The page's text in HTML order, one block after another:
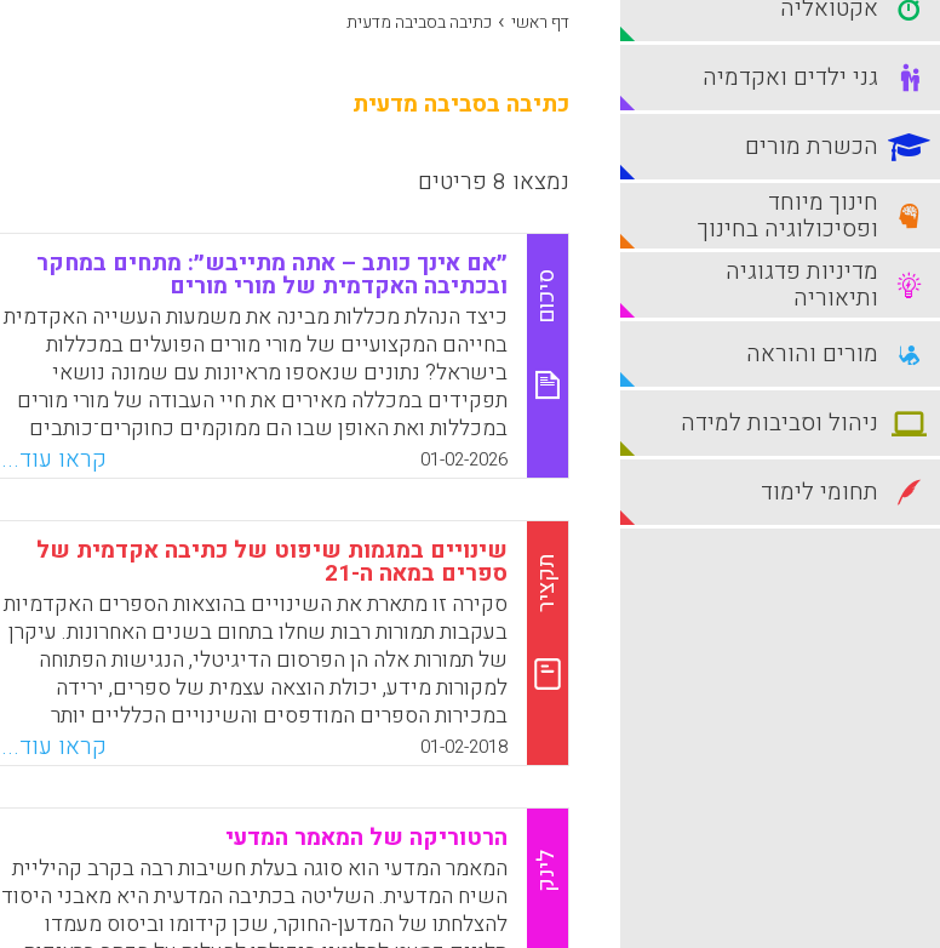
דף ראשי › כתיבה בסביבה מדעית
כתיבה בסביבה מדעית
נמצאו 8 פריטים
סיכום
״אם אינך כותב – אתה מתייבש״: מתחים במחקר
ובכתיבה האקדמית של מורי מורים
כיצד הנהלת מכללות מבינה את משמעות העשייה האקדמית
בחייהם המקצועיים של מורי מורים הפועלים במכללות
בישראל? נתונים שנאספו מראיונות עם שמונה נושאי
תפקידים במכללה מאירים את חיי העבודה של מורי מורים
במכללות ואת האופן שבו הם ממוקמים כחוקרים־כותבים
במוסד שבו הציפיות למחקר אינן ברורות.
WhatsApp
Facebook
Email
X
01-02-2026 קראו עוד...
תקציר
שינויים במגמות שיפוט של כתיבה אקדמית של
ספרים במאה ה-21
סקירה זו מתארת את השינויים בהוצאות הספרים האקדמיות
בעקבות תמורות רבות שחלו בתחום בשנים האחרונות. עיקרן
של תמורות אלה הן הפרסום הדיגיטלי, הנגישות הפתוחה
למקורות מידע, יכולת הוצאה עצמית של ספרים, ירידה
במכירות הספרים המודפסים והשינויים הכלליים יותר
שהתרחשו בחברה הנוגעים לאופני הלמידה, לתקשורת
בין-אישית ולכתיבה. בייחוד הסקירה מבקשת לבחון אם
השתנו גם ההיבטים האלה: הקפדה על סגנון הכתיבה
האקדמית ועל כללי השימוש בהפניות.
WhatsApp
Facebook
Email
X
01-02-2018 קראו עוד...
לינק
הרטוריקה של המאמר המדעי
המאמר המדעי הוא סוגה בעלת חשיבות רבה בקרב קהיליית
השיח המדעית. השליטה בכתיבה המדעית היא מאבני היסוד
להצלחתו של המדען-החוקר, שכן קידומו וביסוס מעמדו
אקטואליה
גני ילדים ואקדמיה
הכשרת מורים
חינוך מיוחד
ופסיכולוגיה בחינוך
מדיניות פדגוגיה
ותיאוריה
מורים והוראה
ניהול וסביבות למידה
תחומי לימוד